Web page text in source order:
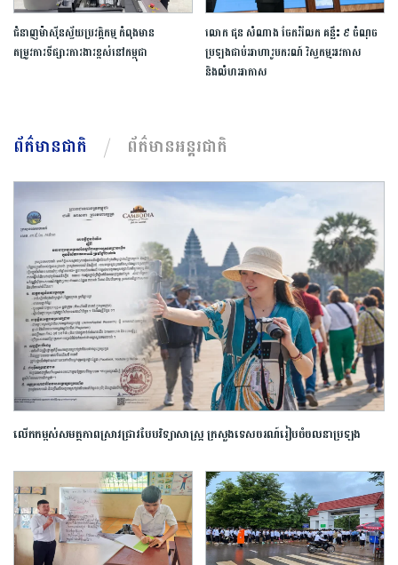
ជំនាញ​ម៉ាស៊ីន​ស្វ័យប្រវត្តិកម្ម​ ​កំពុង​មាន​
តម្រូវការទីផ្សារការងារ​ខ្ពស់​នៅ​កម្ពុជា​
លោក ជុន សំណាង ចែករំលែក គន្លឹះ ៩ ចំណុច
ប្រឡងជាប់អាហារូបករណ៍ វិស្វកម្មអវកាស
និងលំហអាកាស
ព័ត៌មានជាតិ ព័ត៌មានអន្តរជាតិ
លើកកម្ពស់​សមត្ថភាព​ស្រាវជ្រាវ​បែប​វិទ្យាសាស្ត្រ​ ក្រសួង​ទេសចរណ៍​រៀបចំ​ចលនា​ប្រឡង​